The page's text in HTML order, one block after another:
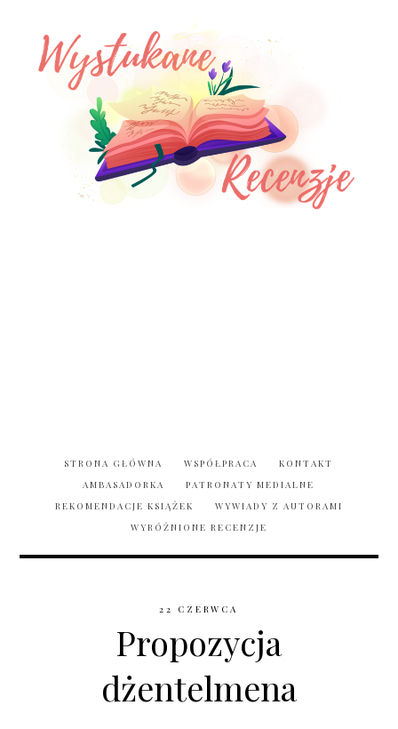
STRONA GŁÓWNA WSPÓŁPRACA
KONTAKT
AMBASADORKA
PATRONATY MEDIALNE
REKOMENDACJE KSIĄŻEK
WYWIADY Z AUTORAMI
WYRÓŻNIONE RECENZJE
22 CZERWCA
Propozycja
dżentelmena